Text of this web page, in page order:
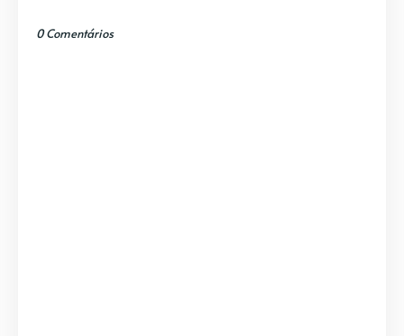
0 Comentários